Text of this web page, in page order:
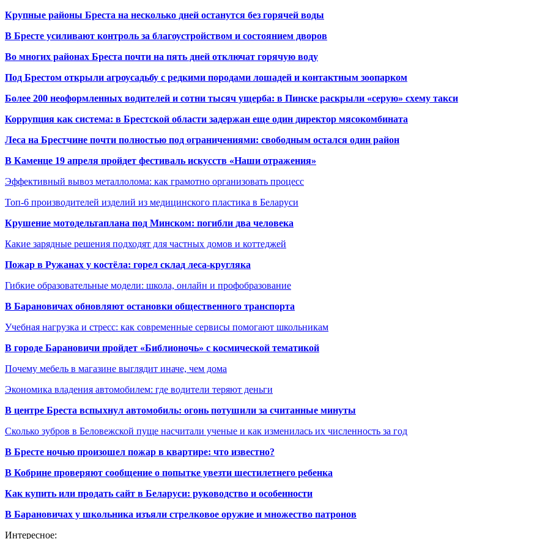
Крупные районы Бреста на несколько дней останутся без горячей воды
В Бресте усиливают контроль за благоустройством и состоянием дворов
Во многих районах Бреста почти на пять дней отключат горячую воду
Под Брестом открыли агроусадьбу с редкими породами лошадей и контактным зоопарком
Более 200 неоформленных водителей и сотни тысяч ущерба: в Пинске раскрыли «серую» схему такси
Коррупция как система: в Брестской области задержан еще один директор мясокомбината
Леса на Брестчине почти полностью под ограничениями: свободным остался один район
В Каменце 19 апреля пройдет фестиваль искусств «Наши отражения»
Эффективный вывоз металлолома: как грамотно организовать процесс
Топ-6 производителей изделий из медицинского пластика в Беларуси
Крушение мотодельтаплана под Минском: погибли два человека
Какие зарядные решения подходят для частных домов и коттеджей
Пожар в Ружанах у костёла: горел склад леса-кругляка
Гибкие образовательные модели: школа, онлайн и профобразование
В Барановичах обновляют остановки общественного транспорта
Учебная нагрузка и стресс: как современные сервисы помогают школьникам
В городе Барановичи пройдет «Библионочь» с космической тематикой
Почему мебель в магазине выглядит иначе, чем дома
Экономика владения автомобилем: где водители теряют деньги
В центре Бреста вспыхнул автомобиль: огонь потушили за считанные минуты
Сколько зубров в Беловежской пуще насчитали ученые и как изменилась их численность за год
В Бресте ночью произошел пожар в квартире: что известно?
В Кобрине проверяют сообщение о попытке увезти шестилетнего ребенка
Как купить или продать сайт в Беларуси: руководство и особенности
В Барановичах у школьника изъяли стрелковое оружие и множество патронов
Интересное: